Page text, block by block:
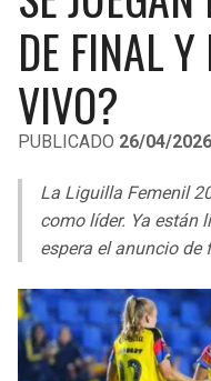
LIGA DE EXPANSIÓN MX
LEAGUES CUP
UEFA EUROPA LEAGUE
UEFA CONFERENCE LEAGUE
MLS
COPA SUDAMERICANA
LIGA BETPLAY
OTRAS LIGAS
RAIDERS
CHARGERS
BENGALS
BROWNS
STEELERS
CAVALIERS
PISTONS
BUCKS
HAWKS
HORNETS
DE FINAL Y
VIVO?
PUBLICADO 26/04/2026
La Liguilla Femenil
como líder. Ya están
espera el anuncio